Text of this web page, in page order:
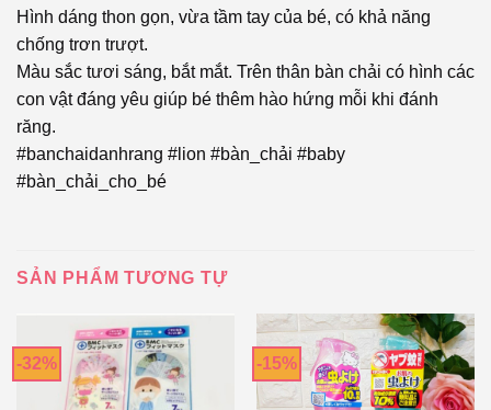
Hình dáng thon gọn, vừa tầm tay của bé, có khả năng
chống trơn trượt.
Màu sắc tươi sáng, bắt mắt. Trên thân bàn chải có hình các
con vật đáng yêu giúp bé thêm hào hứng mỗi khi đánh
răng.
#banchaidanhrang #lion #bàn_chải #baby
#bàn_chải_cho_bé
SẢN PHẨM TƯƠNG TỰ
-32% -15%